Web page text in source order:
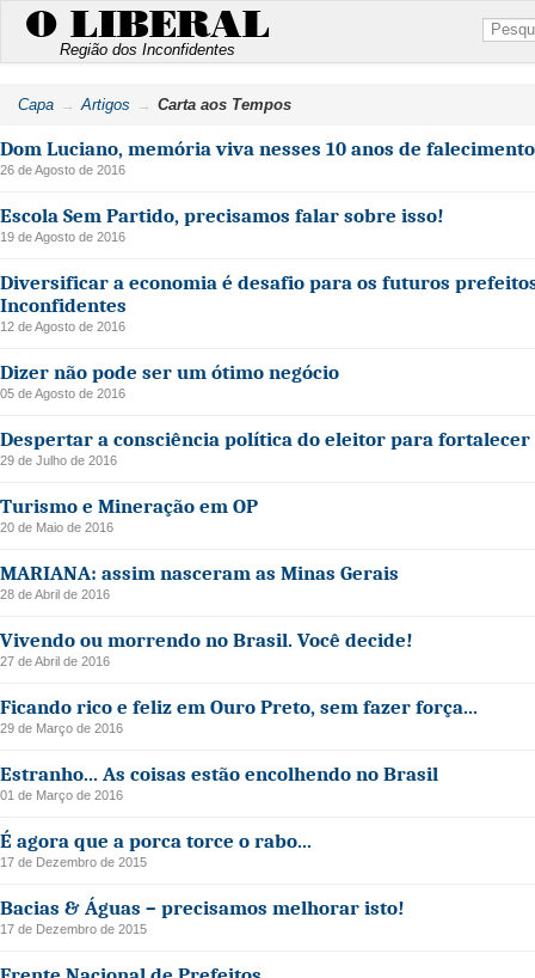
O LIBERAL
Região dos Inconfidentes
Capa Artigos Carta aos Tempos
Dom Luciano, memória viva nesses 10 anos de falecimento
26 de Agosto de 2016
Escola Sem Partido, precisamos falar sobre isso!
19 de Agosto de 2016
Diversificar a economia é desafio para os futuros
Inconfidentes
12 de Agosto de 2016
Dizer não pode ser um ótimo negócio
05 de Agosto de 2016
Despertar a consciência política do eleitor para fortalecer
29 de Julho de 2016
Turismo e Mineração em OP
20 de Maio de 2016
MARIANA: assim nasceram as Minas Gerais
28 de Abril de 2016
Vivendo ou morrendo no Brasil. Você decide!
27 de Abril de 2016
Ficando rico e feliz em Ouro Preto, sem fazer força...
29 de Março de 2016
Estranho... As coisas estão encolhendo no Brasil
01 de Março de 2016
É agora que a porca torce o rabo...
17 de Dezembro de 2015
Bacias & Águas – precisamos melhorar isto!
17 de Dezembro de 2015